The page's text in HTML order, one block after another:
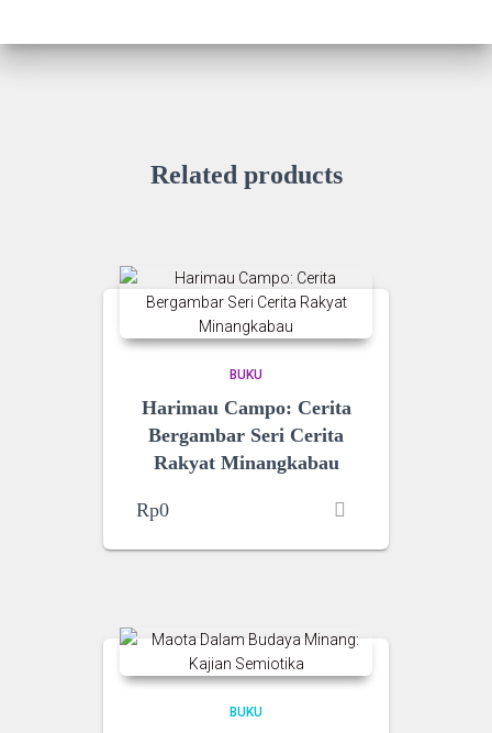
Related products
BUKU
Harimau Campo: Cerita
Bergambar Seri Cerita
Rakyat Minangkabau
Rp0
BUKU